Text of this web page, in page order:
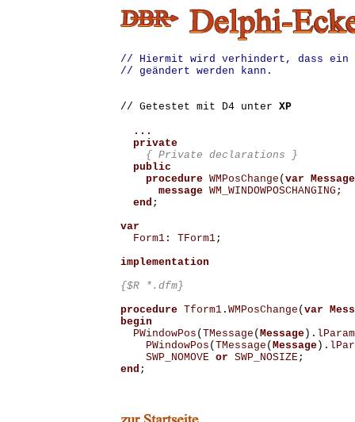
// Hiermit wird verhindert, dass ein
// geändert werden kann.
// Getestet mit D4 unter XP
...
  private
{ Private declarations }
public
procedure WMPosChange ( var Message
message WM_WINDOWPOSCHANGING ;
end ;
var
Form1: TForm1;
implementation
{$R *.dfm}
procedure Tform1. WMPosChange ( var
begin
PWindowPos ( TMessage ( Message). lParam
PWindowPos ( TMessage ( Message).
SWP_NOMOVE or SWP_NOSIZE;
end ;